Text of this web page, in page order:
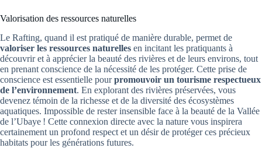
Valorisation des ressources naturelles
Le Rafting, quand il est pratiqué de manière durable, permet de
valoriser les ressources naturelles en incitant les pratiquants à
découvrir et à apprécier la beauté des rivières et de leurs environs, tout
en prenant conscience de la nécessité de les protéger. Cette prise de
conscience est essentielle pourpromouvoir un tourisme respectueux
de l’environnement. En explorant des rivières préservées, vous
devenez témoin de la richesse et de la diversité des écosystèmes
aquatiques. Impossible de rester insensible face à la beauté de la Vallée
de l’Ubaye ! Cette connexion directe avec la nature vous inspirera
certainement un profond respect et un désir de protéger ces précieux
habitats pour les générations futures.